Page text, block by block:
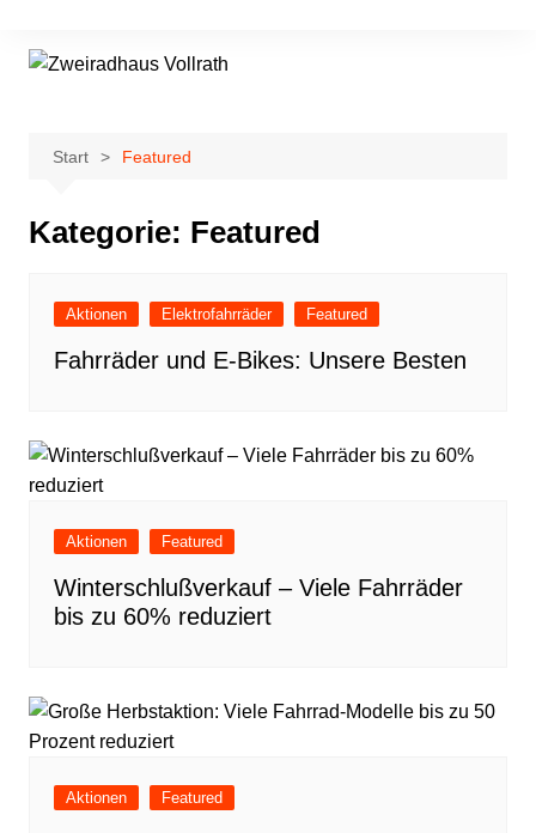
springen
Start Featured
Kategorie: Featured
Aktionen Elektrofahrräder Featured
Fahrräder und E-Bikes: Unsere Besten
Aktionen Featured
Winterschlußverkauf – Viele Fahrräder
bis zu 60% reduziert
Aktionen Featured